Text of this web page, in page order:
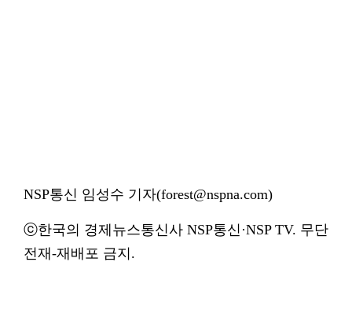
NSP통신 임성수 기자(forest@nspna.com)
ⓒ한국의 경제뉴스통신사 NSP통신·NSP TV. 무단
전재-재배포 금지.